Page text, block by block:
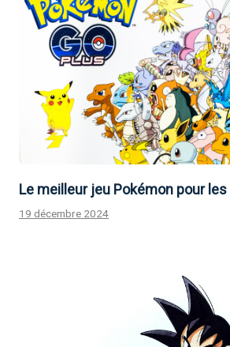
Le meilleur jeu Pokémon pour
19 décembre 2024